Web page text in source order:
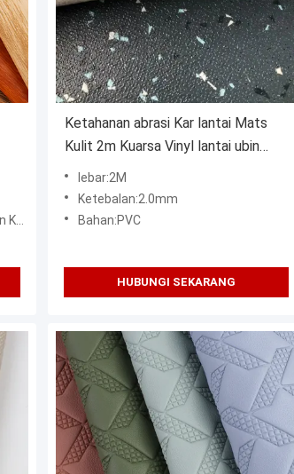
Ponsel
Ketahanan abrasi Kar lantai Mats
Kulit 2m Kuarsa Vinyl lantai ubin
Kulitlebar:2M
Ketebalan:2.0mm
Bahan:PVC
HUBUNGI SEKARANG